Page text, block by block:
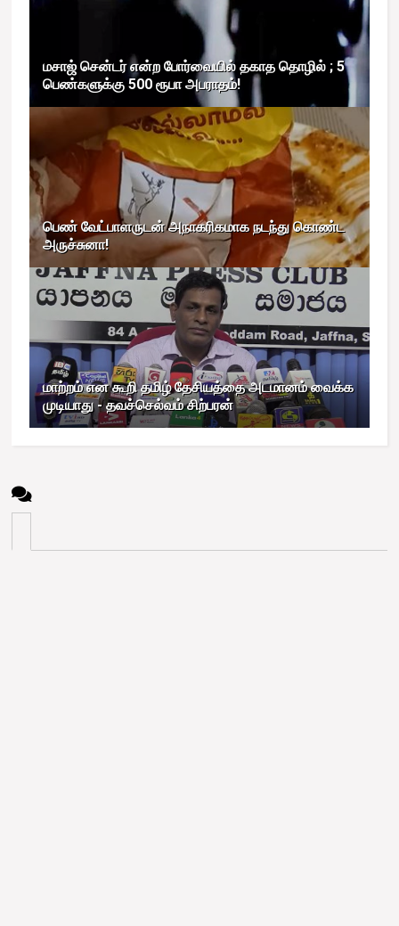
மசாஜ் சென்டர் என்ற போர்வையில் தகாத தொழில் ; 5
பெண்களுக்கு 500 ரூபா அபராதம்!
பெண் வேட்பாளருடன் அநாகரிகமாக நடந்து கொண்ட
அருச்சுனா!
மாற்றம் என கூறி தமிழ் தேசியத்தை அடமானம் வைக்க
முடியாது - தவச்செல்வம் சிற்பரன்